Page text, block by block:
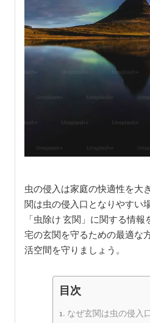
虫の侵入は家庭の快適性を大
関は虫の侵入口となりやすい
「虫除け 玄関」に関する情
宅の玄関を守るための最適な
活空間を守りましょう。
目次
なぜ玄関は虫の侵入